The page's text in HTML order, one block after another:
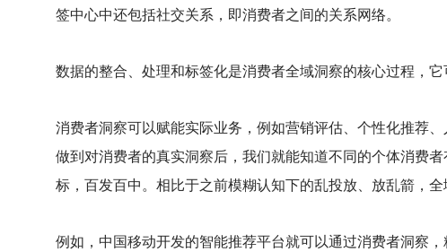
签中心中还包括社交关系，即消费者之间的关系网络。
数据的整合、处理和标签化是消费者全域洞察的核心过程，它
消费者洞察可以赋能实际业务，例如营销评估、个性化推荐
做到对消费者的真实洞察后，我们就能知道不同的个体消费
标，百发百中。相比于之前模糊认知下的乱投放、放乱箭，
例如，中国移动开发的智能推荐平台就可以通过消费者洞察